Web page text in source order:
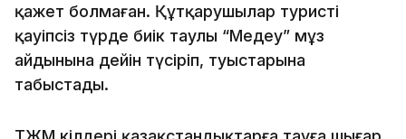
қажет болмаған. Құтқарушылар туристі
қауіпсіз түрде биік таулы “Медеу” мұз
айдынына дейін түсіріп, туыстарына
табыстады.